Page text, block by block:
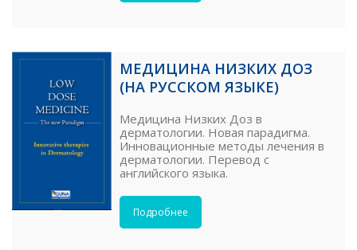
МЕДИЦИНА НИЗКИХ ДОЗ
(НА РУССКОМ ЯЗЫКЕ)
Медицина Низких Доз в
дерматологии. Новая парадигма.
Инновационные методы лечения в
дерматологии. Перевод с
английского языка.
Подробнее